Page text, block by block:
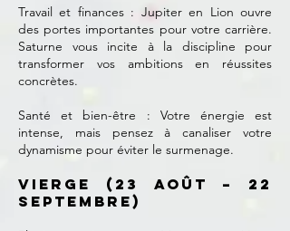
Travail et finances : Jupiter en Lion ouvre
des portes importantes pour votre carrière.
Saturne vous incite à la discipline pour
transformer vos ambitions en réussites
concrètes.
Santé et bien-être : Votre énergie est
intense, mais pensez à canaliser votre
dynamisme pour éviter le surmenage.
Vierge (23 août – 22
septembre)